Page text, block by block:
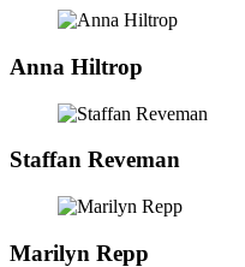
Anna Hiltrop
Staffan Reveman
Marilyn Repp